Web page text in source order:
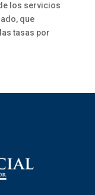
los servicios
que
tasas por